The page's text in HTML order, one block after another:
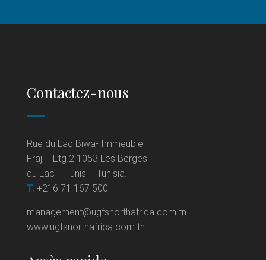
Contactez-nous
Rue du Lac Biwa- Immeuble
Fraj – Etg.2 1053 Les Berges
du Lac – Tunis – Tunisia.
T. +216 71 167 500
management@ugfsnorthafrica.com.tn
www.ugfsnorthafrica.com.tn